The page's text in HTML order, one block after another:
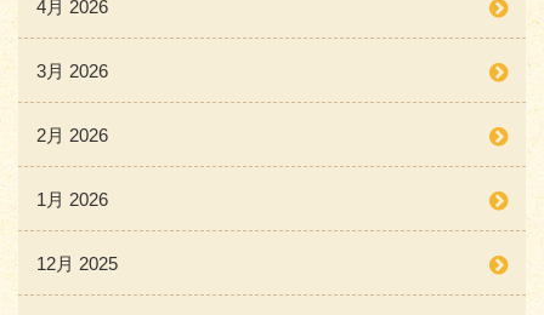
4月 2026
3月 2026
2月 2026
1月 2026
12月 2025